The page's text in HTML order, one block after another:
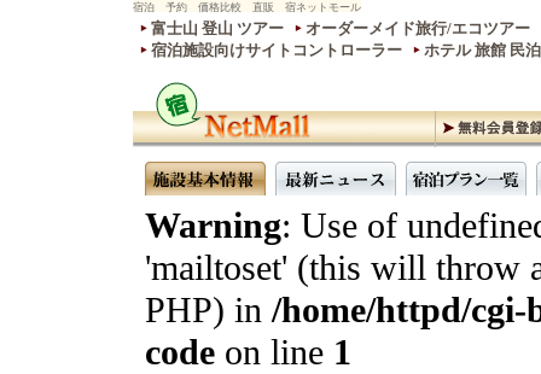
宿泊 予約 価格比較 直販 宿ネットモール
富士山 登山 ツアー
オーダーメイド旅行/エコツアー
宿泊施設向けサイトコントローラー
ホテル 旅館 民
Warning: Use of
'mailtoset' (this will throw
PHP) in/home/httpd/cgi-
code on line 1